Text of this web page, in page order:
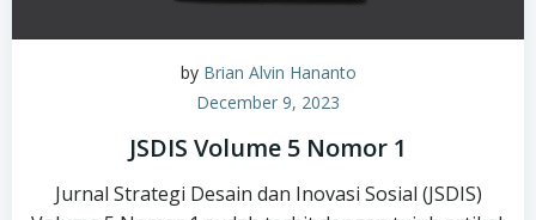
by Brian Alvin Hananto
December 9, 2023
JSDIS Volume 5 Nomor 1
Jurnal Strategi Desain dan Inovasi Sosial (JSDIS)